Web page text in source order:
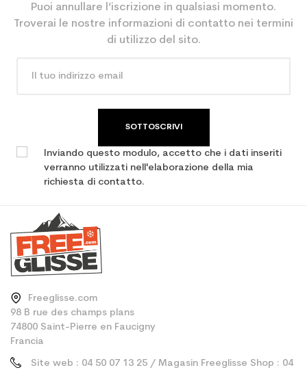
Puoi annullare l’iscrizione in qualsiasi momento.
Troverai le nostre informazioni di contatto nei termini
di utilizzo del sito.
SOTTOSCRIVI
Inviando questo modulo, accetto che i dati inseriti
verranno utilizzati nell'elaborazione della mia
richiesta di contatto.
Freeglisse.com
98 B rue des champs plans
74800 Saint-Pierre en Faucigny
Francia
Site web : 04 50 07 13 25 / Magasin Freeglisse Shop : 04